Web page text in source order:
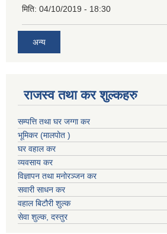
मिति: 04/10/2019 - 18:30
अन्य
राजस्व तथा कर शुल्कहरु
सम्पत्ति तथा घर जग्गा कर
भूमिकर (मालपोत )
घर वहाल कर
व्यवसाय कर
विज्ञापन तथा मनोरञ्जन कर
सवारी साधन कर
वहाल बिटौरी शुल्क
सेवा शुल्क, दस्तुर